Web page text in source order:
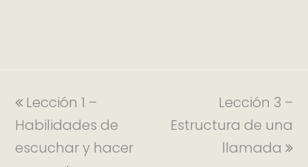
Lección 1 –
Habilidades de
escuchar y hacer
Lección 3 –
Estructura de una
llamada